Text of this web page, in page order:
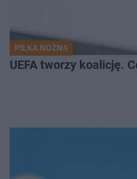
PIŁKA NOŻNA
UEFA tworzy koalicję.